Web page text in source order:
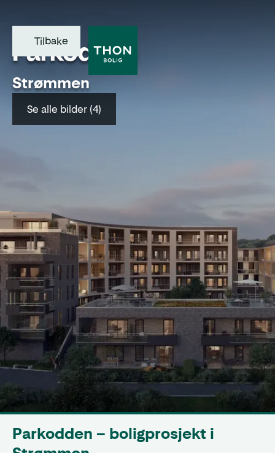
Tilbake
Parkodden
Strømmen
Se alle bilder (4)
Parkodden – boligprosjekt i